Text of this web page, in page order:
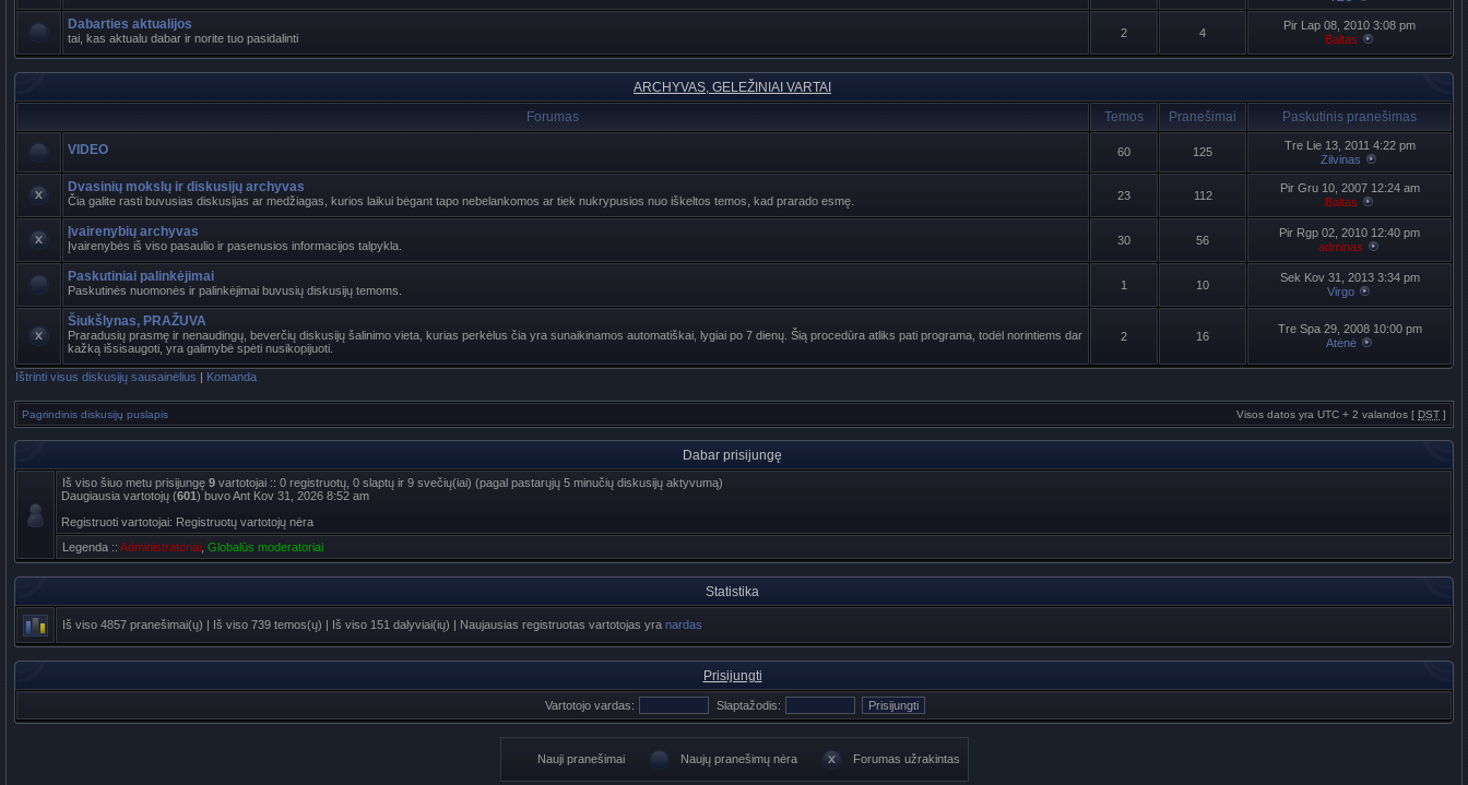
Dabarties aktualijos
tai, kas aktualu dabar ir norite tuo pasidalinti 2 4
Pir Lap 08, 2010 3:08 pm
Baltas
ARCHYVAS, GELEŽINIAI VARTAI
Forumas
Temos Pranešimai Paskutinis pranešimas
VIDEO 60 125
Tre Lie 13, 2011 4:22 pm
Zilvinas
Dvasinių mokslų ir diskusijų archyvas
Čia galite rasti buvusias diskusijas ar medžiagas, kurios laikui bėgant tapo nebelankomos ar tiek nukrypusios nuo iškeltos temos, kad prarado esmę. 23 112
Pir Gru 10, 2007 12:24 am
Baltas
Įvairenybių archyvas
Įvairenybės iš viso pasaulio ir pasenusios informacijos talpykla. 30 56
Pir Rgp 02, 2010 12:40 pm
adminas
Paskutiniai palinkėjimai
Paskutinės nuomonės ir palinkėjimai buvusių diskusijų temoms. 1 10
Sek Kov 31, 2013 3:34 pm
Virgo
Šiukšlynas, PRAŽUVA
Praradusių prasmę ir nenaudingų, beverčių diskusijų šalinimo vieta, kurias perkėlus čia yra sunaikinamos automatiškai, lygiai po 7 dienų. Šią procedūra atliks pati programa, todėl norintiems dar
kažką išsisaugoti, yra galimybė spėti nusikopijuoti.
2 16
Tre Spa 29, 2008 10:00 pm
Atėnė
Ištrinti visus diskusijų sausainėlius | Komanda
Pagrindinis diskusijų puslapis Visos datos yra UTC + 2 valandos [ DST ]
Dabar prisijungę
Iš viso šiuo metu prisijungę 9 vartotojai :: 0 registruotų, 0 slaptų ir 9 svečių(iai) (pagal pastarųjų 5 minučių diskusijų aktyvumą)
Daugiausia vartotojų (601) buvo Ant Kov 31, 2026 8:52 am
Registruoti vartotojai: Registruotų vartotojų nėra
Legenda :: Administratoriai Globalūs moderatoriai
Statistika
Iš viso 4857 pranešimai(ų) | Iš viso 739 temos(ų) | Iš viso 151 dalyviai(ių) | Naujausias registruotas vartotojas yra nardas
Prisijungti
Vartotojo vardas: Slaptažodis:
Nauji pranešimai Naujų pranešimų nėra Forumas užrakintas